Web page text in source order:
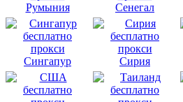
Румыния Сенегал
Сингапур Сирия